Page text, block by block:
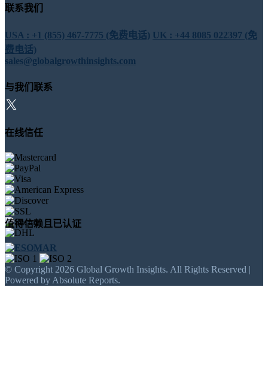
联系我们
USA : +1 (855) 467-7775 (免费电话) UK : +44 8085 022397 (免
费电话)
sales@globalgrowthinsights.com
与我们联系
在线信任
值得信赖且已认证
© Copyright 2026 Global Growth Insights. All Rights Reserved |
Powered by Absolute Reports.